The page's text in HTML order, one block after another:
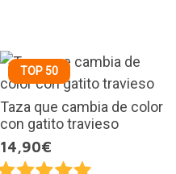
TOP 50
Taza que cambia de color
con gatito travieso
14,90€